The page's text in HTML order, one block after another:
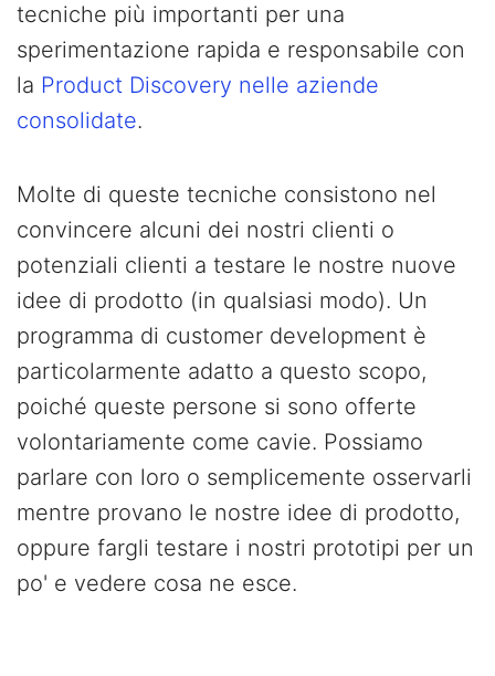
tecniche più importanti per una
sperimentazione rapida e responsabile con
la Product Discovery nelle aziende
consolidate.
Molte di queste tecniche consistono nel
convincere alcuni dei nostri clienti o
potenziali clienti a testare le nostre nuove
idee di prodotto (in qualsiasi modo). Un
programma di customer development è
particolarmente adatto a questo scopo,
poiché queste persone si sono offerte
volontariamente come cavie. Possiamo
parlare con loro o semplicemente osservarli
mentre provano le nostre idee di prodotto,
oppure fargli testare i nostri prototipi per un
po' e vedere cosa ne esce.